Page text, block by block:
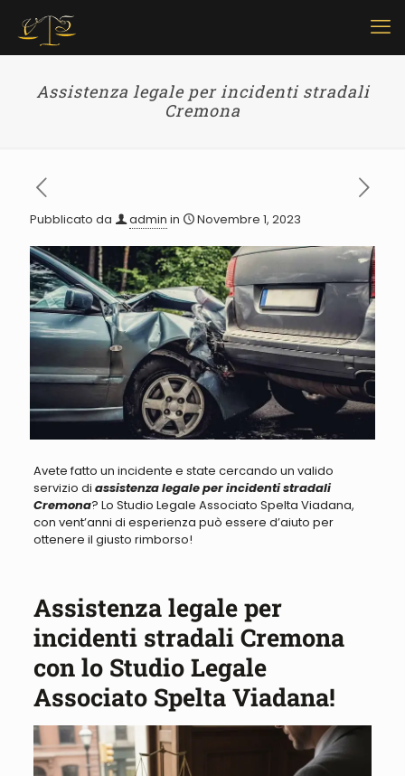
Assistenza legale per incidenti stradali
Cremona
Pubblicato da admin in Novembre 1, 2023
Avete fatto un incidente e state cercando un valido
servizio di assistenza legale per incidenti stradali
Cremona? Lo Studio Legale Associato Spelta Viadana,
con vent’anni di esperienza può essere d’aiuto per
ottenere il giusto rimborso!
Assistenza legale per
incidenti stradali Cremona
con lo Studio Legale
Associato Spelta Viadana!